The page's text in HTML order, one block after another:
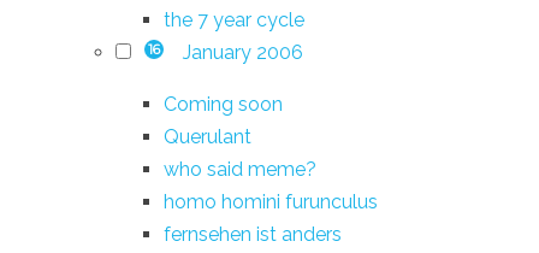
the 7 year cycle
16 January 2006
Coming soon
Querulant
who said meme?
homo homini furunculus
fernsehen ist anders